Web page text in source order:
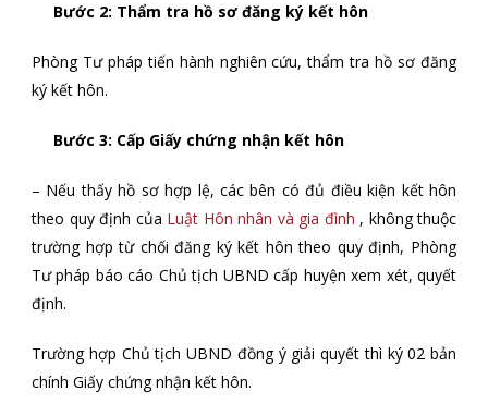
Bước 2: Thẩm tra hồ sơ đăng ký kết hôn
Phòng Tư pháp tiến hành nghiên cứu, thẩm tra hồ sơ đăng
ký kết hôn.
Bước 3: Cấp Giấy chứng nhận kết hôn
– Nếu thấy hồ sơ hợp lệ, các bên có đủ điều kiện kết hôn
theo quy định của Luật Hôn nhân và gia đình , không thuộc
trường hợp từ chối đăng ký kết hôn theo quy định, Phòng
Tư pháp báo cáo Chủ tịch UBND cấp huyện xem xét, quyết
định.
Trường hợp Chủ tịch UBND đồng ý giải quyết thì ký 02 bản
chính Giấy chứng nhận kết hôn.